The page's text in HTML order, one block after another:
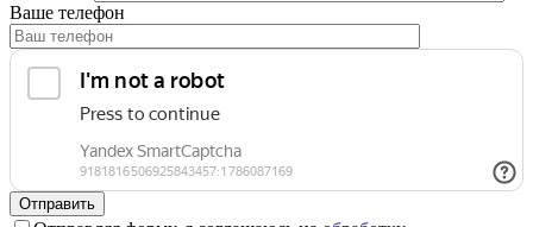
Ваше телефон